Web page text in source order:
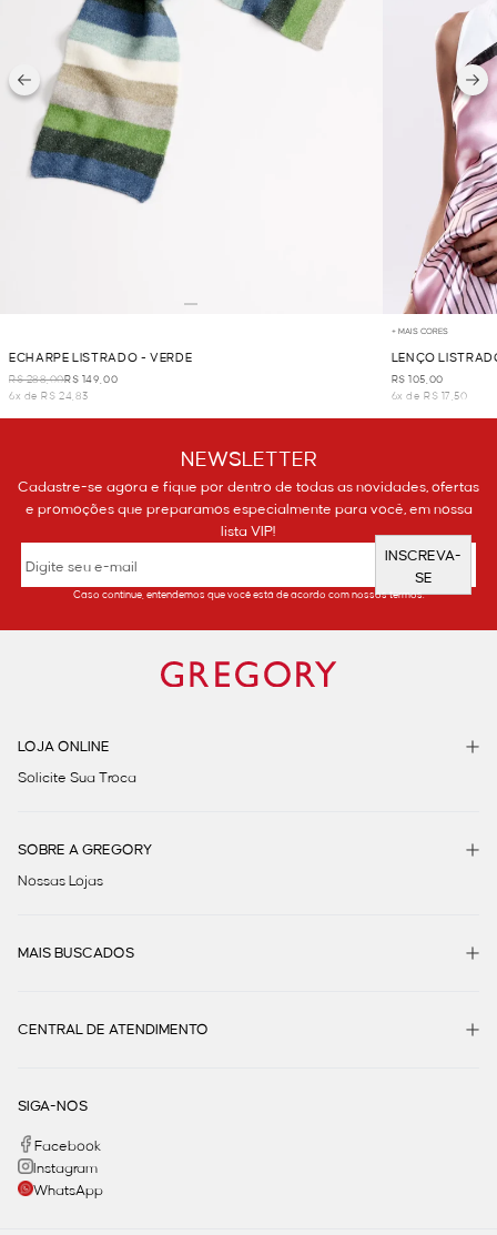
ECHARPE LISTRADO - VERDE
R$ 288,00R$ 149,00
6x de R$ 24,83
+ MAIS CORES
LENÇO
R$ 105,00
6x de R$ 17,50
NEWSLETTER
Cadastre-se agora e fique por dentro de todas as novidades, ofertas
e promoções que preparamos especialmente para você, em nossa
lista VIP!
INSCREVA-
SE
Caso continue, entendemos que você está de acordo com nossos termos.
LOJA ONLINE
Solicite Sua Troca
SOBRE A GREGORY
Nossas Lojas
MAIS BUSCADOS
CENTRAL DE ATENDIMENTO
SIGA-NOS
Facebook
Instagram
WhatsApp